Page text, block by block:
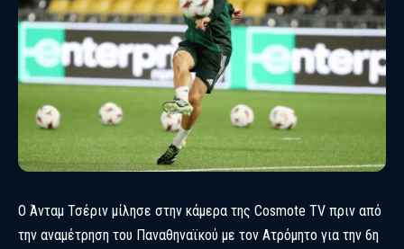
Ο Άνταμ Τσέριν μίλησε στην κάμερα της Cosmote TV πριν από
την αναμέτρηση του Παναθηναϊκού με τον Ατρόμητο για την 6η